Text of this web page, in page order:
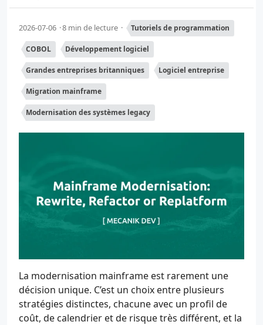
2026-07-06 8 min de lecture Tutoriels de programmation
COBOL Développement logiciel
Grandes entreprises britanniques Logiciel entreprise
Migration mainframe
Modernisation des systèmes legacy
La modernisation mainframe est rarement une
décision unique. C’est un choix entre plusieurs
stratégies distinctes, chacune avec un profil de
coût, de calendrier et de risque très différent, et la